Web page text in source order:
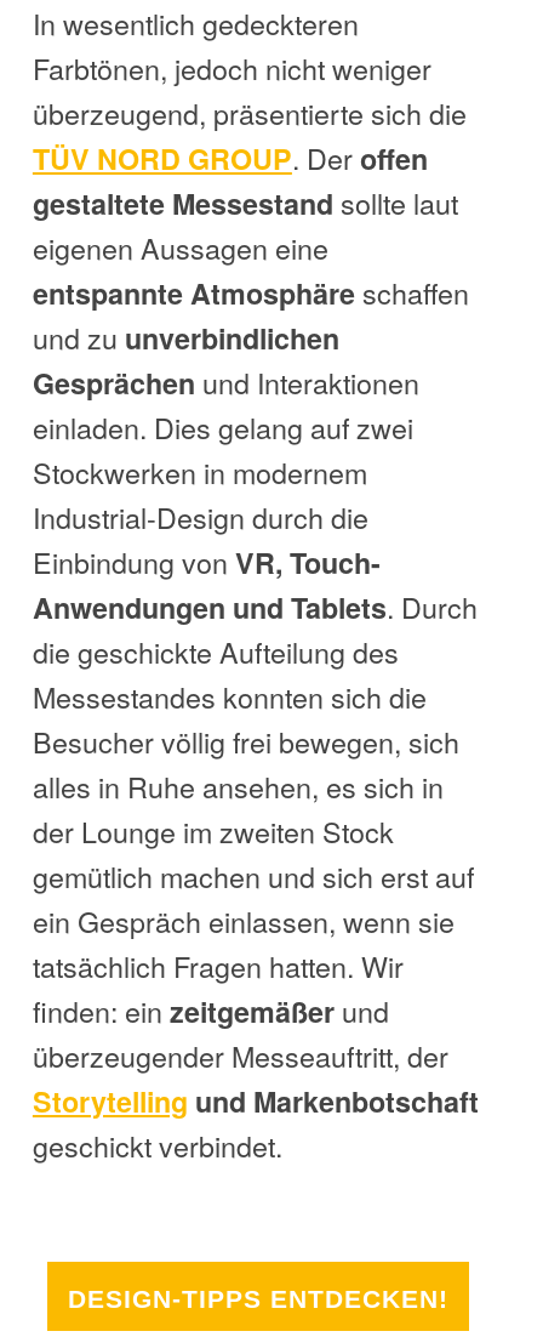
In wesentlich gedeckteren
Farbtönen, jedoch nicht weniger
überzeugend, präsentierte sich die
TÜV NORD GROUP. Deroffen
gestaltete Messestand sollte laut
eigenen Aussagen eine
entspannte Atmosphäreschaffen
und zu unverbindlichen
Gesprächen und Interaktionen
einladen. Dies gelang auf zwei
Stockwerken in modernem
Industrial-Design durch die
Einbindung von VR, Touch-
Anwendungen und Tablets. Durch
die geschickte Aufteilung des
Messestandes konnten sich die
Besucher völlig frei bewegen, sich
alles in Ruhe ansehen, es sich in
der Lounge im zweiten Stock
gemütlich machen und sich erst auf
ein Gespräch einlassen, wenn sie
tatsächlich Fragen hatten. Wir
finden: ein zeitgemäßerund
überzeugender Messeauftritt, der
Storytelling und Markenbotschaft
geschickt verbindet.
DESIGN-TIPPS ENTDECKEN!